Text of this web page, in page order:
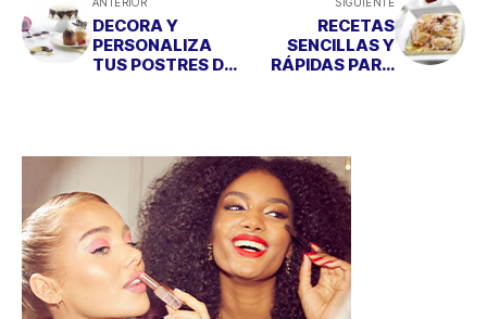
ANTERIOR
DECORA Y
PERSONALIZA
TUS POSTRES DE
SIGUIENTE
RECETAS
SENCILLAS Y
RÁPIDAS PARA